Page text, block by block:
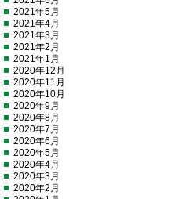
2021年5月
2021年4月
2021年3月
2021年2月
2021年1月
2020年12月
2020年11月
2020年10月
2020年9月
2020年8月
2020年7月
2020年6月
2020年5月
2020年4月
2020年3月
2020年2月